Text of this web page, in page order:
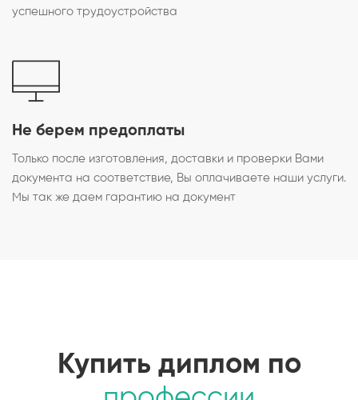
успешного трудоустройства
Не берем предоплаты
Только после изготовления, доставки и проверки Вами
документа на соответствие, Вы оплачиваете наши услуги.
Мы так же даем гарантию на документ
Купить диплом по